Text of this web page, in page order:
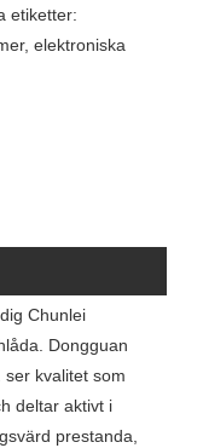
etiketter:
elektroniska
Chunlei
Dongguan
kvalitet som
deltar aktivt i
prestanda,